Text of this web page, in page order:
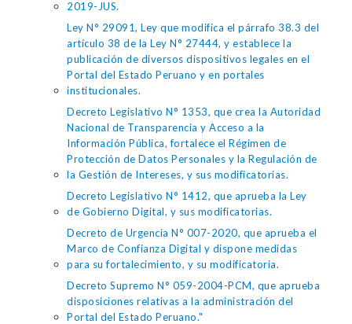
2019-JUS.
Ley N° 29091, Ley que modifica el párrafo 38.3 del
artículo 38 de la Ley N° 27444, y establece la
publicación de diversos dispositivos legales en el
Portal del Estado Peruano y en portales
institucionales.
Decreto Legislativo N° 1353, que crea la Autoridad
Nacional de Transparencia y Acceso a la
Información Pública, fortalece el Régimen de
Protección de Datos Personales y la Regulación de
la Gestión de Intereses, y sus modificatorias.
Decreto Legislativo N° 1412, que aprueba la Ley
de Gobierno Digital, y sus modificatorias.
Decreto de Urgencia N° 007-2020, que aprueba el
Marco de Confianza Digital y dispone medidas
para su fortalecimiento, y su modificatoria.
Decreto Supremo N° 059-2004-PCM, que aprueba
disposiciones relativas a la administración del
Portal del Estado Peruano."